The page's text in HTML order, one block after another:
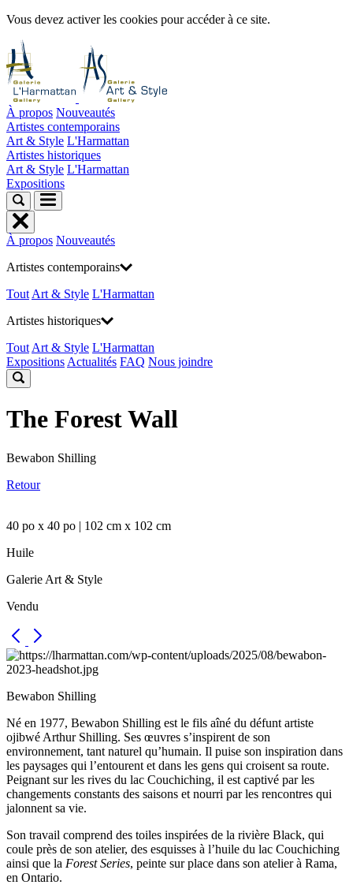
Vous devez activer les cookies pour accéder à ce site.
À propos Nouveautés
Artistes contemporains
Art & Style L'Harmattan
Artistes historiques
Art & Style L'Harmattan
Expositions
À propos Nouveautés
Artistes contemporains
Tout Art & Style L'Harmattan
Artistes historiques
Tout Art & Style L'Harmattan
Expositions Actualités FAQ Nous joindre
The Forest Wall
Bewabon Shilling
Retour
40 po x 40 po | 102 cm x 102 cm
Huile
Galerie Art & Style
Vendu
Bewabon Shilling
Né en 1977, Bewabon Shilling est le fils aîné du défunt artiste
ojibwé Arthur Shilling. Ses œuvres s’inspirent de son
environnement, tant naturel qu’humain. Il puise son inspiration dans
les paysages qui l’entourent et dans les gens qui croisent sa route.
Peignant sur les rives du lac Couchiching, il est captivé par les
changements constants des saisons et nourri par les rencontres qui
jalonnent sa vie.
Son travail comprend des toiles inspirées de la rivière Black, qui
coule près de son atelier, des esquisses à l’huile du lac Couchiching
ainsi que la Forest Series, peinte sur place dans son atelier à Rama,
en Ontario.